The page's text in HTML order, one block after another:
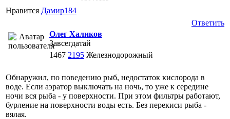
Нравится Дамир184
Ответить
Олег Халиков
Завсегдатай
1467 2195 Железнодорожный
Обнаружил, по поведению рыб, недостаток кислорода в
воде. Если аэратор выключать на ночь, то уже к середине
ночи вся рыба - у поверхности. При этом фильтры работают,
бурление на поверхности воды есть. Без перекиси рыба -
вялая.